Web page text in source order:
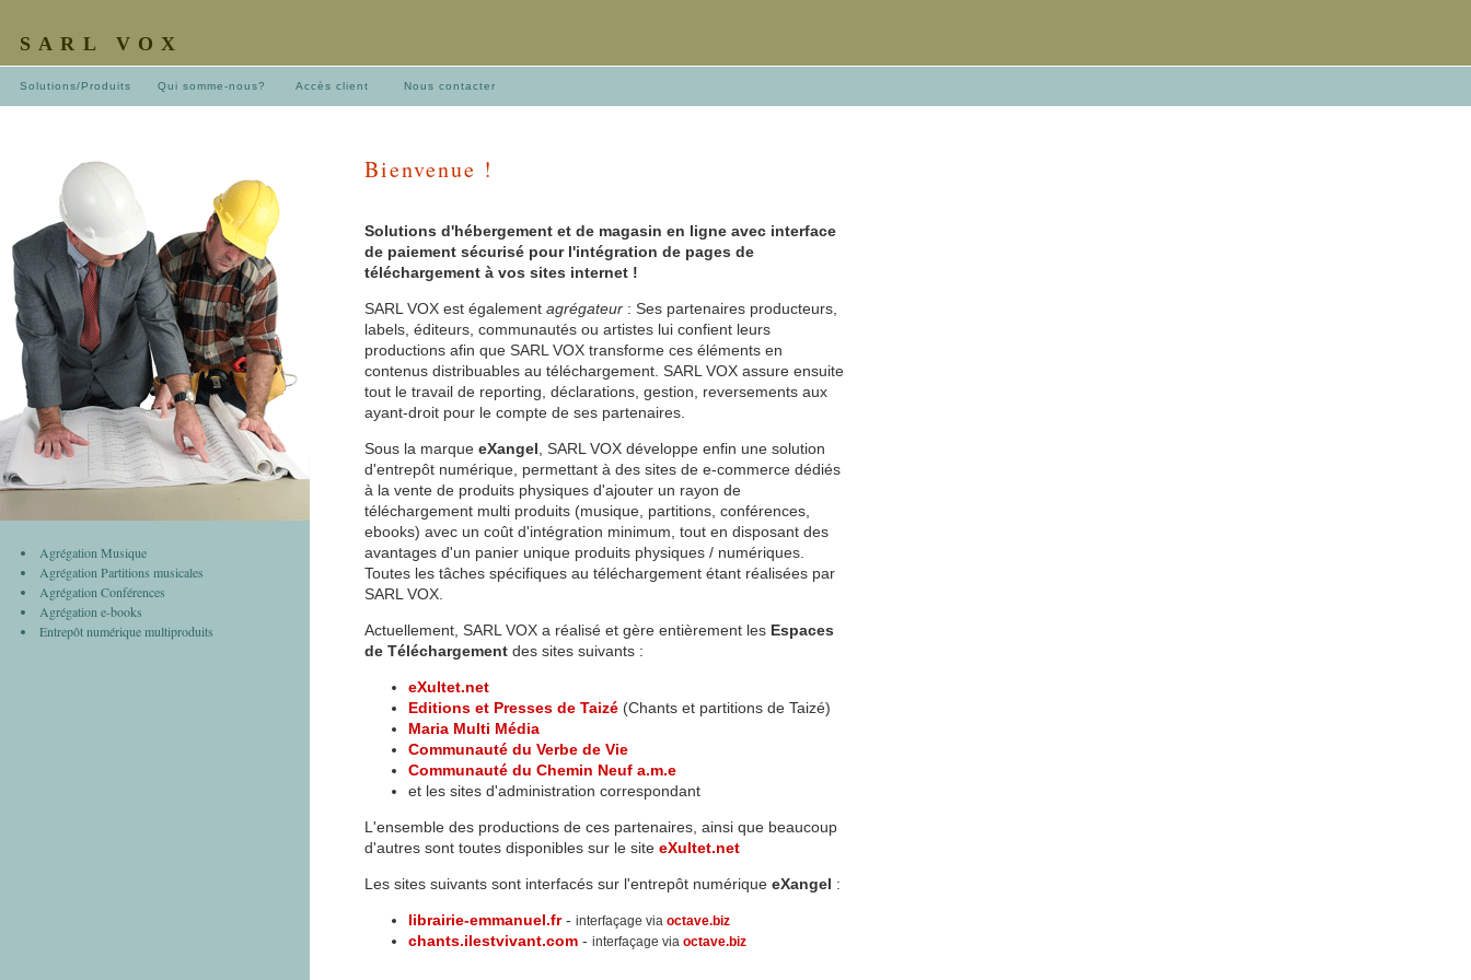
SARL VOX
Solutions/Produits Qui somme-nous? Accès client Nous contacter
Agrégation Musique
Agrégation Partitions musicales
Agrégation Conférences
Agrégation e-books
Entrepôt numérique multiproduits
Bienvenue !
Solutions d'hébergement et de magasin en ligne avec interface
de paiement sécurisé pour l'intégration de pages de
téléchargement à vos sites internet !
SARL VOX est également agrégateur : Ses partenaires producteurs,
labels, éditeurs, communautés ou artistes lui confient leurs
productions afin que SARL VOX transforme ces éléments en
contenus distribuables au téléchargement. SARL VOX assure ensuite
tout le travail de reporting, déclarations, gestion, reversements aux
ayant-droit pour le compte de ses partenaires.
Sous la marque eXangel , SARL VOX développe enfin une solution
d'entrepôt numérique, permettant à des sites de e-commerce dédiés
à la vente de produits physiques d'ajouter un rayon de
téléchargement multi produits (musique, partitions, conférences,
ebooks) avec un coût d'intégration minimum, tout en disposant des
avantages d'un panier unique produits physiques / numériques.
Toutes les tâches spécifiques au téléchargement étant réalisées par
SARL VOX.
Actuellement, SARL VOX a réalisé et gère entièrement les Espaces
de Téléchargement des sites suivants :
eXultet.net
Editions et Presses de Taizé (Chants et partitions de Taizé)
Maria Multi Média
Communauté du Verbe de Vie
Communauté du Chemin Neuf a.m.e
et les sites d'administration correspondant
L'ensemble des productions de ces partenaires, ainsi que beaucoup
d'autres sont toutes disponibles sur le site eXultet.net
Les sites suivants sont interfacés sur l'entrepôt numérique eXangel :
librairie-emmanuel.fr- interfaçage via octave.biz
chants.ilestvivant.com - interfaçage via octave.biz